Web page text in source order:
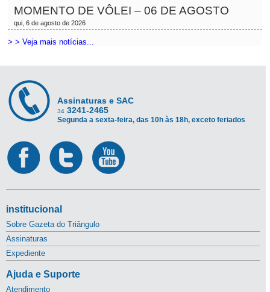
MOMENTO DE VÔLEI – 06 DE AGOSTO
qui, 6 de agosto de 2026
> > Veja mais notícias...
Assinaturas e SAC
34 3241-2465
Segunda a sexta-feira, das 10h às 18h, exceto feriados
institucional
Sobre Gazeta do Triângulo
Assinaturas
Expediente
Ajuda e Suporte
Atendimento